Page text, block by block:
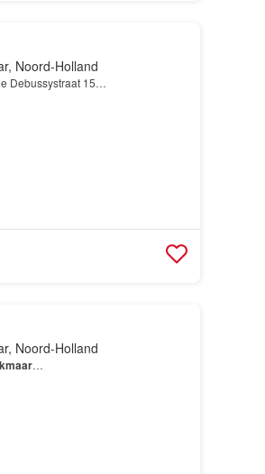
Noord-Holland
Debussystraat 15…
Noord-Holland
…